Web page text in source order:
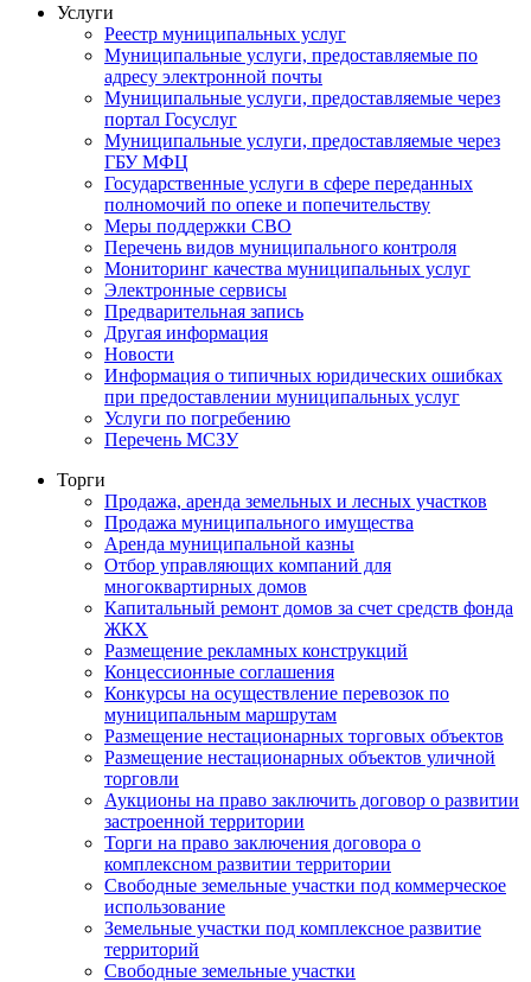
Услуги
Реестр муниципальных услуг
Муниципальные услуги, предоставляемые по
адресу электронной почты
Муниципальные услуги, предоставляемые через
портал Госуслуг
Муниципальные услуги, предоставляемые через
ГБУ МФЦ
Государственные услуги в сфере переданных
полномочий по опеке и попечительству
Меры поддержки СВО
Перечень видов муниципального контроля
Мониторинг качества муниципальных услуг
Электронные сервисы
Предварительная запись
Другая информация
Новости
Информация о типичных юридических ошибках
при предоставлении муниципальных услуг
Услуги по погребению
Перечень МСЗУ
Торги
Продажа, аренда земельных и лесных участков
Продажа муниципального имущества
Аренда муниципальной казны
Отбор управляющих компаний для
многоквартирных домов
Капитальный ремонт домов за счет средств фонда
ЖКХ
Размещение рекламных конструкций
Концессионные соглашения
Конкурсы на осуществление перевозок по
муниципальным маршрутам
Размещение нестационарных торговых объектов
Размещение нестационарных объектов уличной
торговли
Аукционы на право заключить договор о развитии
застроенной территории
Торги на право заключения договора о
комплексном развитии территории
Свободные земельные участки под коммерческое
использование
Земельные участки под комплексное развитие
территорий
Свободные земельные участки